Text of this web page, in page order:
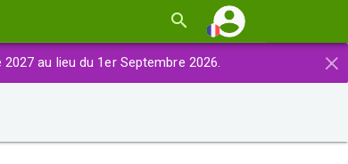
×
au lieu du 1er Septembre 2026.